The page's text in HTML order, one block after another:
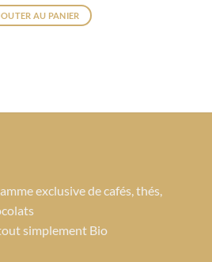
AU PANIER
Les
sur
page
exclusive de cafés, thés,
simplement Bio